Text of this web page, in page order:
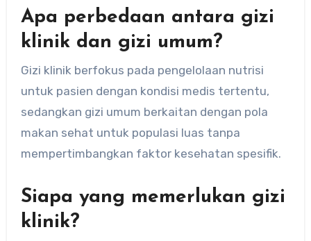
Apa perbedaan antara gizi
klinik dan gizi umum?
Gizi klinik berfokus pada pengelolaan nutrisi
untuk pasien dengan kondisi medis tertentu,
sedangkan gizi umum berkaitan dengan pola
makan sehat untuk populasi luas tanpa
mempertimbangkan faktor kesehatan spesifik.
Siapa yang memerlukan gizi
klinik?